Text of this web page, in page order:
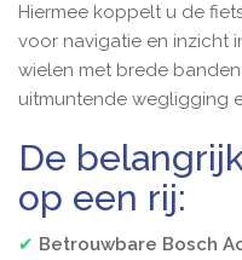
Hiermee koppelt u de
voor navigatie en inzicht
wielen met brede
uitmuntende wegligging
De
op een rij:
✔ Betrouwbare Bosch